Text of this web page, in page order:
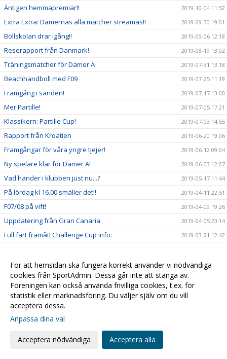
Äntigen hemmapremiär!! 2019-10-04 11:52
Extra Extra: Damernas alla matcher streamas!! 2019-09-30 19:01
Bollskolan drar igång!! 2019-09-06 12:18
Reserapport från Danmark! 2019-08-19 13:02
Träningsmatcher för Damer A 2019-07-31 13:18
Beachhandboll med F09 2019-07-25 11:19
Framgång i sanden! 2019-07-17 13:00
Mer Partille! 2019-07-05 17:21
Klassikern: Partille Cup! 2019-07-03 14:55
Rapport från Kroatien 2019-06-20 19:06
Framgångar för våra yngre tjejer! 2019-06-12 09:04
Ny spelare klar för Damer A! 2019-06-03 12:07
Vad händer i klubben just nu...? 2019-05-17 11:44
På lördag kl 16.00 smäller det!! 2019-04-11 22:51
F07/08 på vift! 2019-04-09 19:26
Uppdatering från Gran Canaria 2019-04-05 23:14
Full fart framåt! Challenge Cup info: 2019-03-21 12:42
Info inför Challenge Cup 2019-03-07 12:07
Kristianstad Handboll bygger vidare! 2019-02-20 20:05
Kvartsfinalerna! 2019-02-18 16:16
Damerna är vidare!
Sarah - Månadens spelare i SHE!
För att hemsidan ska fungera korrekt använder vi nödvändiga
cookies från SportAdmin. Dessa går inte att stänga av.
Föreningen kan också använda frivilliga cookies, t.ex. för
statistik eller marknadsföring. Du väljer själv om du vill
acceptera dessa.
Anpassa dina val
Acceptera nödvändiga Acceptera alla